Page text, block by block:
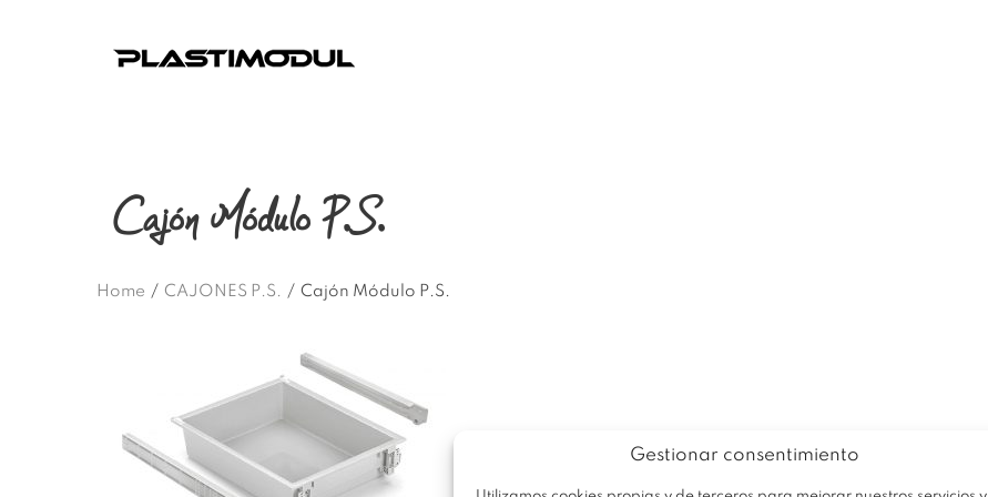
Gestionar consentimiento
Cajón Módulo P.S.
Home / CAJONES P.S. / Cajón Módulo P.S.